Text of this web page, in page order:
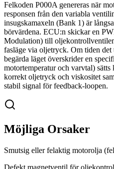
Felkoden P000A genereras när
responsen från den variabla
insugskamaxeln (Bank 1) är
börvärdena. ECU:n skickar en
Modulation) till
fasläge via oljetryck. Om tiden det
begärda läget överskrider en
motortemperatur och varvtal)
korrekt oljetryck och viskositet
stabil signal för feedback-loopen.
Möjliga Orsaker
Smutsig eller felaktig motorolja
Defekt magnetventil för